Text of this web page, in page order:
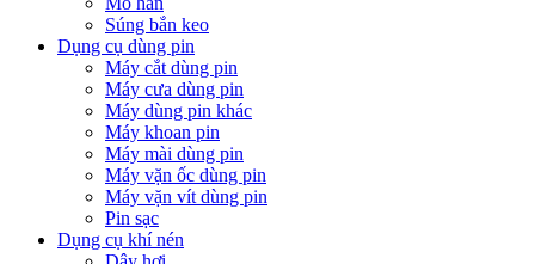
Súng bắn keo
Dụng cụ dùng pin
Máy cắt dùng pin
Máy cưa dùng pin
Máy dùng pin khác
Máy khoan pin
Máy mài dùng pin
Máy vặn ốc dùng pin
Máy vặn vít dùng pin
Pin sạc
Dụng cụ khí nén